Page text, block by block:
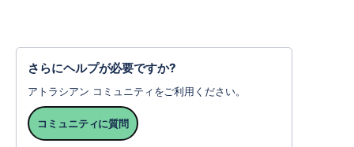
さらにヘルプが必要ですか?
アトラシアン コミュニティをご利用ください。
コミュニティに質問